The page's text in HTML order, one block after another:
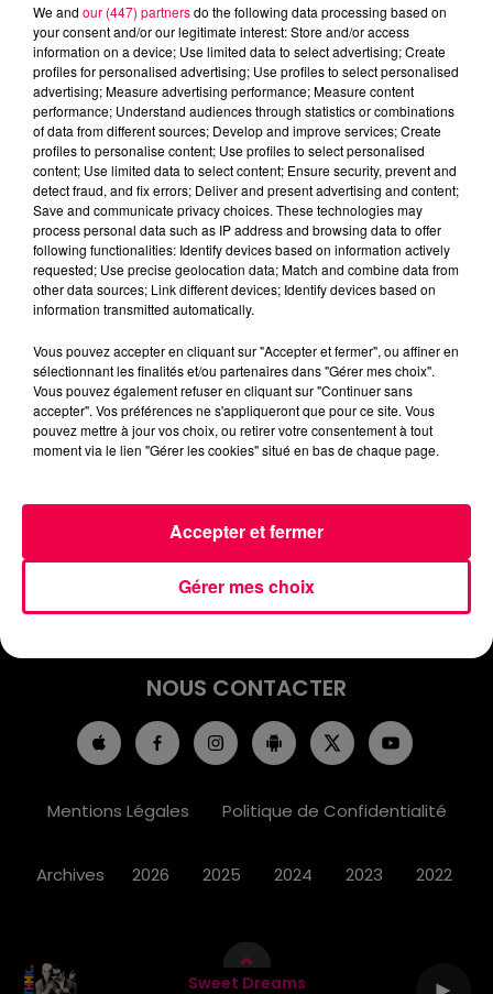
Sweet Dreams
podcasts/2024/04/ASTRO250424.mp3
INFOS
EMISSIONS
JEUX
PODCASTS
NOUS CONTACTER
Mentions Légales Politique de Confidentialité
Archives 2026 2025 2024 2023 2022
We and our (447) partnersdo the following data processing based on
your consent and/or our legitimate interest: Store and/or access
information on a device; Use limited data to select advertising; Create
profiles for personalised advertising; Use profiles to select personalised
advertising; Measure advertising performance; Measure content
performance; Understand audiences through statistics or combinations
of data from different sources; Develop and improve services; Create
profiles to personalise content; Use profiles to select personalised
content; Use limited data to select content; Ensure security, prevent and
detect fraud, and fix errors; Deliver and present advertising and content;
Save and communicate privacy choices. These technologies may
process personal data such as IP address and browsing data to offer
following functionalities: Identify devices based on information actively
requested; Use precise geolocation data; Match and combine data from
other data sources; Link different devices; Identify devices based on
information transmitted automatically.
Vous pouvez accepter en cliquant sur "Accepter et fermer", ou affiner en
sélectionnant les finalités et/ou partenaires dans "Gérer mes choix".
Vous pouvez également refuser en cliquant sur "Continuer sans
accepter". Vos préférences ne s'appliqueront que pour ce site. Vous
pouvez mettre à jour vos choix, ou retirer votre consentement à tout
moment via le lien "Gérer les cookies" situé en bas de chaque page.
Gérer mes choix
Accepter et fermer